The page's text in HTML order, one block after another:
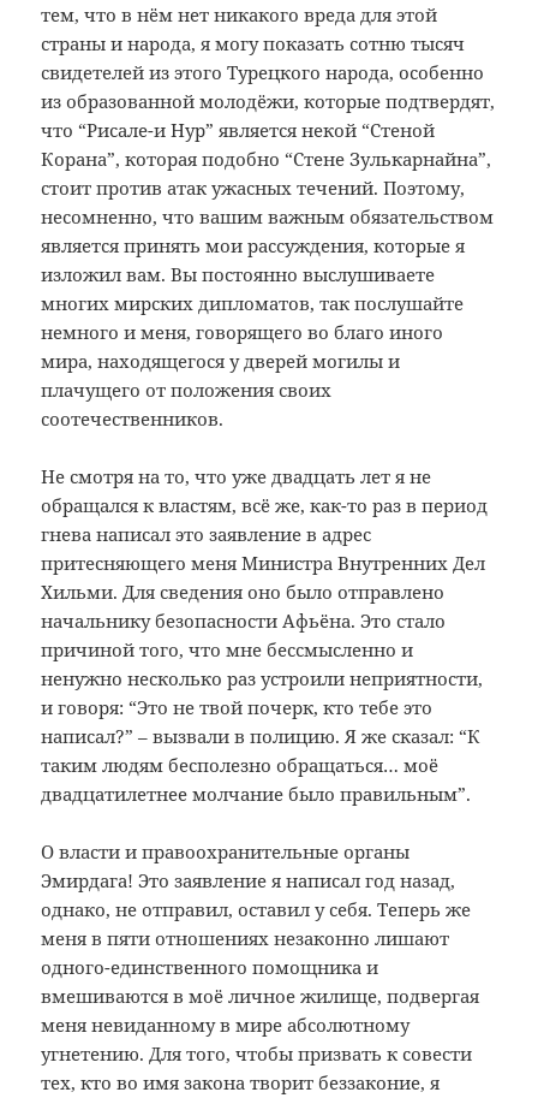
тем, что в нём нет никакого вреда для этой
страны и народа, я могу показать сотню тысяч
свидетелей из этого Турецкого народа, особенно
из образованной молодёжи, которые подтвердят,
что “Рисале-и Нур” является некой “Стеной
Корана”, которая подобно “Стене Зулькарнайна”,
стоит против атак ужасных течений. Поэтому,
несомненно, что вашим важным обязательством
является принять мои рассуждения, которые я
изложил вам. Вы постоянно выслушиваете
многих мирских дипломатов, так послушайте
немного и меня, говорящего во благо иного
мира, находящегося у дверей могилы и
плачущего от положения своих
соотечественников.
Не смотря на то, что уже двадцать лет я не
обращался к властям, всё же, как-то раз в период
гнева написал это заявление в адрес
притесняющего меня Министра Внутренних Дел
Хильми. Для сведения оно было отправлено
начальнику безопасности Афьёна. Это стало
причиной того, что мне бессмысленно и
ненужно несколько раз устроили неприятности,
и говоря: “Это не твой почерк, кто тебе это
написал?” – вызвали в полицию. Я же сказал: “К
таким людям бесполезно обращаться… моё
двадцатилетнее молчание было правильным”.
О власти и правоохранительные органы
Эмирдага! Это заявление я написал год назад,
однако, не отправил, оставил у себя. Теперь же
меня в пяти отношениях незаконно лишают
одного-единственного помощника и
вмешиваются в моё личное жилище, подвергая
меня невиданному в мире абсолютному
угнетению. Для того, чтобы призвать к совести
тех, кто во имя закона творит беззаконие, я